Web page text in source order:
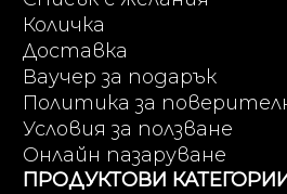
Количка
Доставка
Ваучер за подарък
Политика за
Условия за ползване
Онлайн пазаруване
ПРОДУКТОВИ